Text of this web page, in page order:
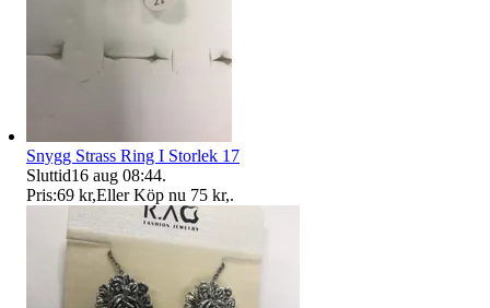
Snygg Strass Ring I Storlek 17
Sluttid16 aug 08:44.
Pris:69 kr,Eller Köp nu 75 kr,.